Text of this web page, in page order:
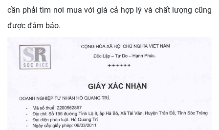
cần phải tìm nơi mua với giá cả hợp lý và chất lượng cũng
được đảm bảo.